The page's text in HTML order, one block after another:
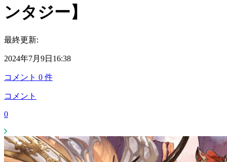
ンタジー】
最終更新:
2024年7月9日16:38
コメント 0 件
コメント
0